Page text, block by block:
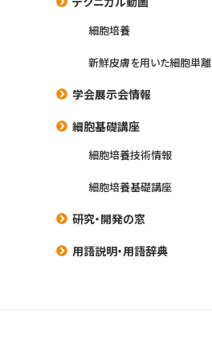
細胞培養
新鮮皮膚を用いた細胞単離
学会展示会情報
細胞基礎講座
細胞培養技術情報
細胞培養基礎講座
研究・開発の窓
用語説明・用語辞典